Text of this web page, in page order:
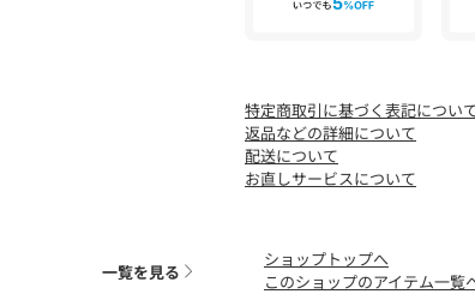
特定商取引に基づく表記につい
返品などの詳細について
配送について
お直しサービスについて
一覧を見る
ショップトップへ
このショップのアイテム一覧